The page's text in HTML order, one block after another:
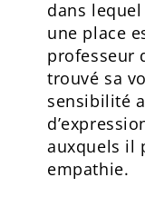
dans
une place
professeur
trouvé sa
sensibilité
auxquels il
empathie.